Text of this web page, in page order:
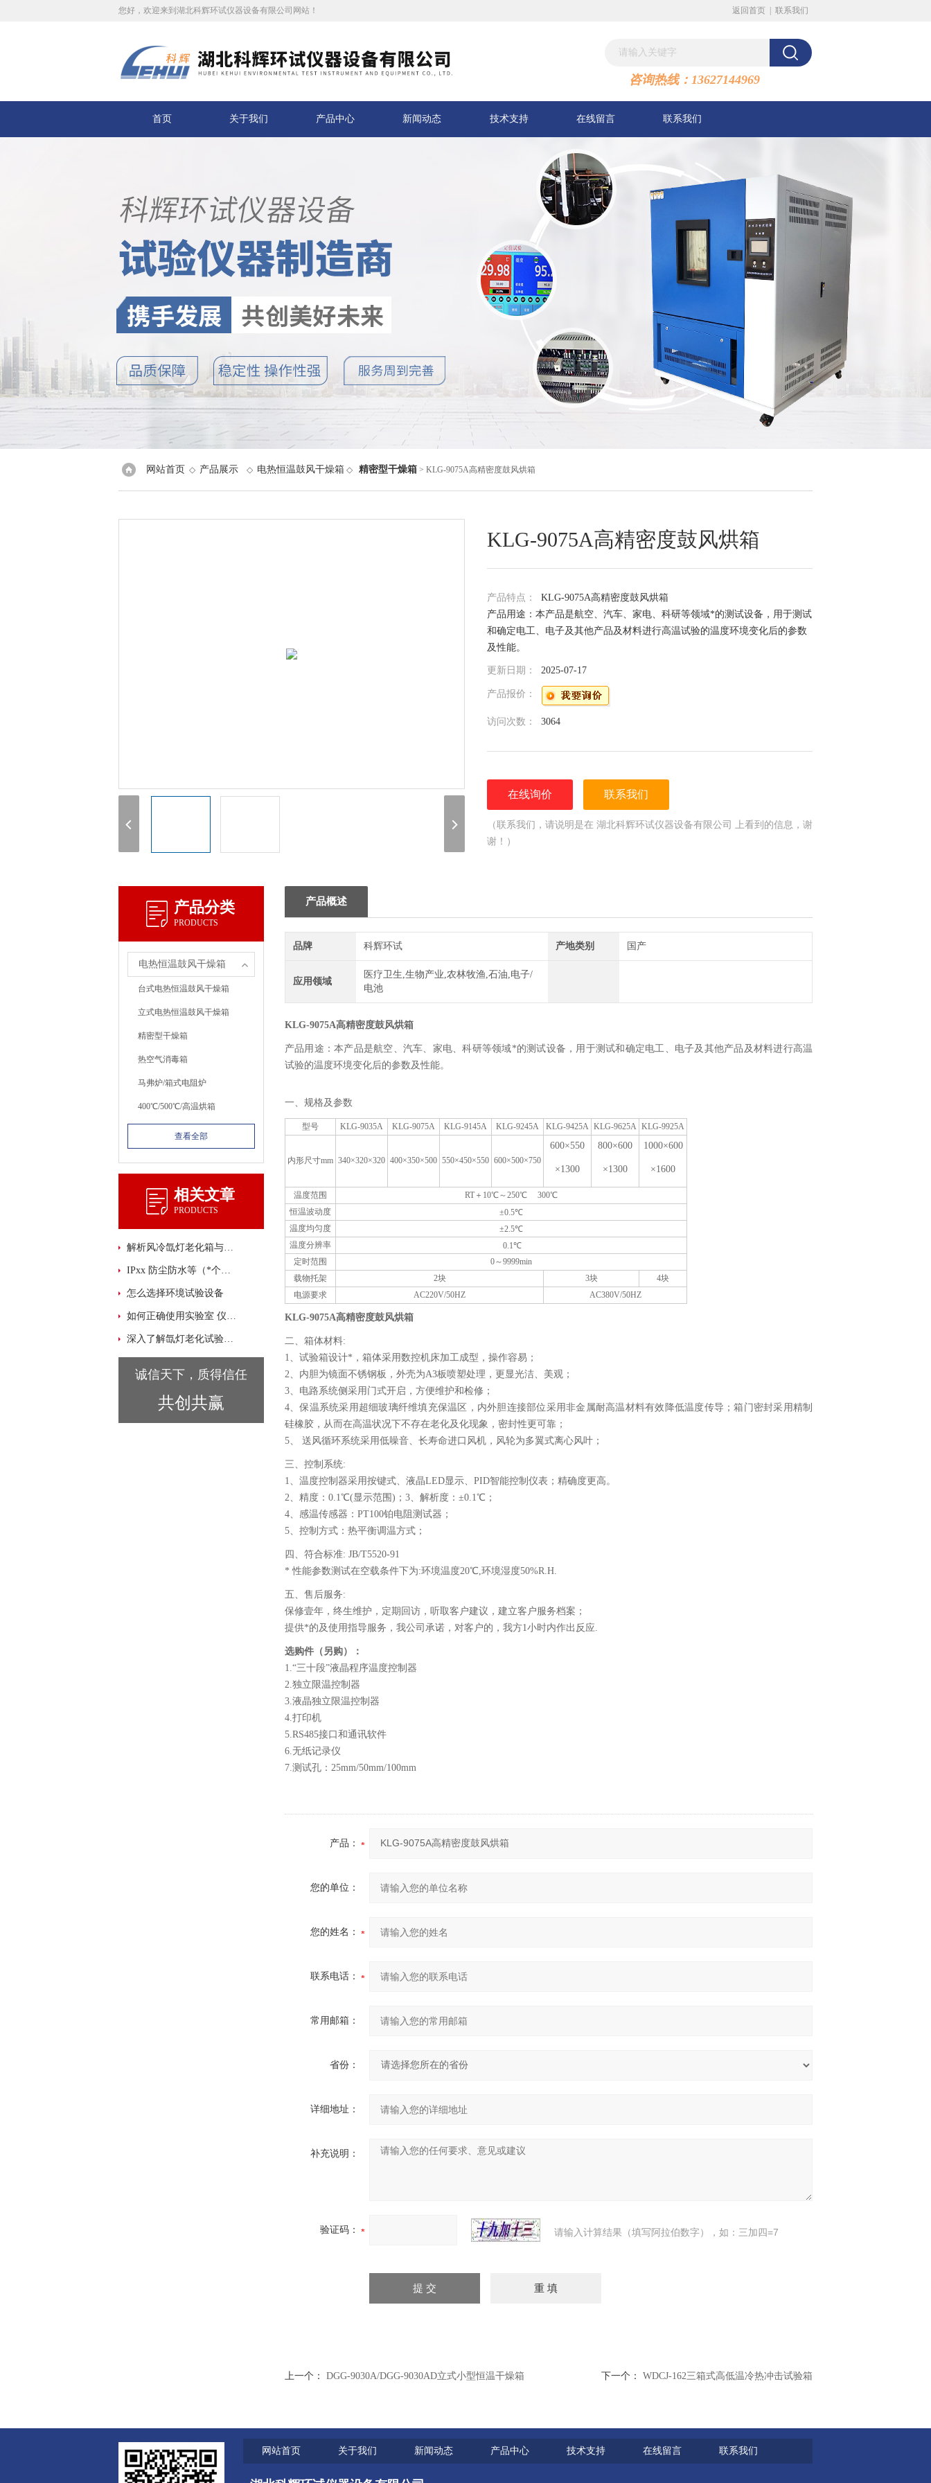
您好，欢迎来到湖北科辉环试仪器设备有限公司网站！ 返回首页 联系我们
咨询热线：13627144969
首页 关于我们 产品中心 新闻动态 技术支持 在线留言 联系我们
网站首页 ◇ 产品展示 ◇ 电热恒温鼓风干燥箱 ◇ 精密型干燥箱 > KLG-9075A高精密度鼓风烘箱
KLG-9075A高精密度鼓风烘箱
产品特点： KLG-9075A高精密度鼓风烘箱
产品用途：本产品是航空、汽车、家电、科研等领域*的测试设备，用于测试
和确定电工、电子及其他产品及材料进行高温试验的温度环境变化后的参数
及性能。
更新日期： 2025-07-17
产品报价：
访问次数： 3064
在线询价 联系我们
（联系我们，请说明是在 湖北科辉环试仪器设备有限公司 上看到的信息，谢
谢！）
产品分类
PRODUCTS
电热恒温鼓风干燥箱
台式电热恒温鼓风干燥箱
立式电热恒温鼓风干燥箱
精密型干燥箱
热空气消毒箱
马弗炉/箱式电阻炉
400℃/500℃/高温烘箱
查看全部
相关文章
PRODUCTS
解析风冷氙灯老化箱与水冷氙灯老化箱的区别
IPxx 防尘防水等（*个X跟第二个X） 表示的含义
怎么选择环境试验设备
如何正确使用实验室 仪器设备状态标识
深入了解氙灯老化试验箱的基本原理
诚信天下，质得信任
共创共赢
产品概述
品牌 科辉环试 产地类别 国产
应用领域
医疗卫生,生物产业,农林牧渔,石油,电子/
电池
KLG-9075A高精密度鼓风烘箱
产品用途：本产品是航空、汽车、家电、科研等领域*的测试设备，用于测试和确定电工、电子及其他产品及材料进行高温
试验的温度环境变化后的参数及性能。
一、规格及参数
型号 KLG-9035A KLG-9075A KLG-9145A KLG-9245A KLG-9425A KLG-9625A KLG-9925A
内形尺寸mm 340×320×320 400×350×500 550×450×550 600×500×750
600×550
×1300
800×600
×1300
1000×600
×1600
温度范围
RT＋10℃～250℃ 300℃
恒温波动度
±0.5℃
温度均匀度
±2.5℃
温度分辨率
0.1℃
定时范围
0～9999min
载物托架
2块 3块
4块
电源要求
AC220V/50HZ AC380V/50HZ
KLG-9075A高精密度鼓风烘箱
二、箱体材料:
1、试验箱设计*，箱体采用数控机床加工成型，操作容易；
2、内胆为镜面不锈钢板，外壳为A3板喷塑处理，更显光洁、美观；
3、电路系统侧采用门式开启，方便维护和检修；
4、保温系统采用超细玻璃纤维填充保温区，内外胆连接部位采用非金属耐高温材料有效降低温度传导；箱门密封采用精制
硅橡胶，从而在高温状况下不存在老化及化现象，密封性更可靠；
5、 送风循环系统采用低噪音、长寿命进口风机，风轮为多翼式离心风叶；
三、控制系统:
1、温度控制器采用按键式、液晶LED显示、PID智能控制仪表；精确度更高。
2、精度：0.1℃(显示范围)；3、解析度：±0.1℃；
4、感温传感器：PT100铂电阻测试器；
5、控制方式：热平衡调温方式；
四、符合标准: JB/T5520-91
* 性能参数测试在空载条件下为:环境温度20℃,环境湿度50%R.H.
五、售后服务:
保修壹年，终生维护，定期回访，听取客户建议，建立客户服务档案；
提供*的及使用指导服务，我公司承诺，对客户的，我方1小时内作出反应.
选购件（另购）：
1.“三十段”液晶程序温度控制器
2.独立限温控制器
3.液晶独立限温控制器
4.打印机
5.RS485接口和通讯软件
6.无纸记录仪
7.测试孔：25mm/50mm/100mm
产品：
您的单位：
您的姓名：
联系电话：
常用邮箱：
省份：
详细地址：
补充说明：
验证码： 请输入计算结果（填写阿拉伯数字），如：三加四=7
上一个： DGG-9030A/DGG-9030AD立式小型恒温干燥箱 下一个： WDCJ-162三箱式高低温冷热冲击试验箱
网站首页 关于我们 新闻动态 产品中心 技术支持 在线留言 联系我们